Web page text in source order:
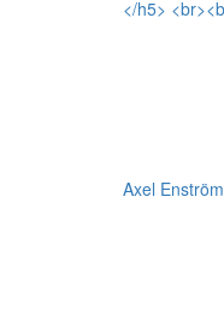
Axel Enström